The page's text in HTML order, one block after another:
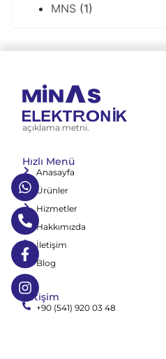
MNS (1)
açıklama metni.
Hızlı Menü
Anasayfa
Ürünler
Hizmetler
Hakkımızda
İletişim
Blog
İletişim
+90 (541) 920 03 48